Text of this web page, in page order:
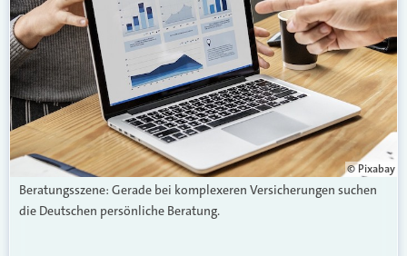
© Pixabay
Beratungsszene: Gerade bei komplexeren Versicherungen suchen
die Deutschen persönliche Beratung.